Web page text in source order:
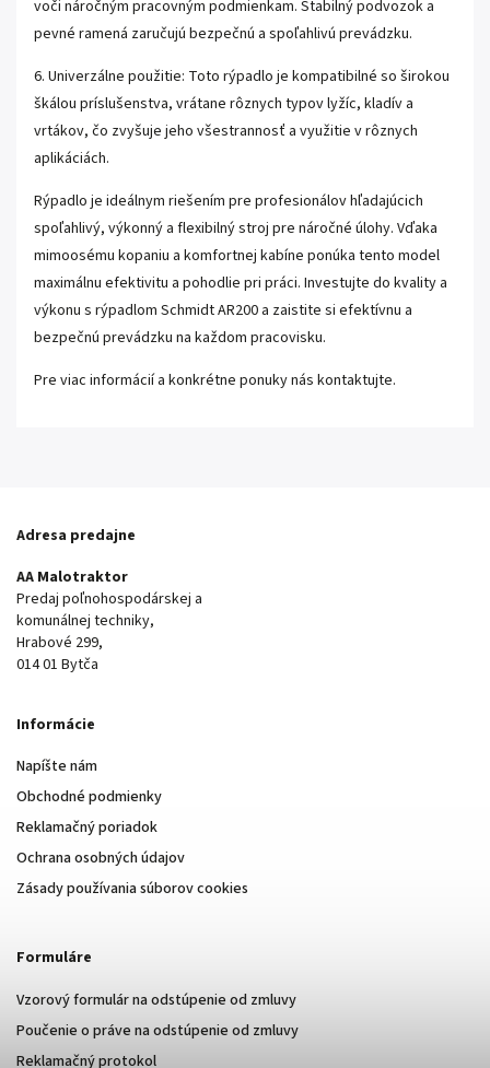
voči náročným pracovným podmienkam. Stabilný podvozok a
pevné ramená zaručujú bezpečnú a spoľahlivú prevádzku.
6. Univerzálne použitie: Toto rýpadlo je kompatibilné so širokou
škálou príslušenstva, vrátane rôznych typov lyžíc, kladív a
vrtákov, čo zvyšuje jeho všestrannosť a využitie v rôznych
aplikáciách.
Rýpadlo je ideálnym riešením pre profesionálov hľadajúcich
spoľahlivý, výkonný a flexibilný stroj pre náročné úlohy. Vďaka
mimoosému kopaniu a komfortnej kabíne ponúka tento model
maximálnu efektivitu a pohodlie pri práci. Investujte do kvality a
výkonu s rýpadlom Schmidt AR200 a zaistite si efektívnu a
bezpečnú prevádzku na každom pracovisku.
Pre viac informácií a konkrétne ponuky nás kontaktujte.
Adresa predajne
AA Malotraktor
Predaj poľnohospodárskej a
komunálnej techniky,
Hrabové 299,
014 01 Bytča
Informácie
Napíšte nám
Obchodné podmienky
Reklamačný poriadok
Ochrana osobných údajov
Zásady používania súborov cookies
Formuláre
Vzorový formulár na odstúpenie od zmluvy
Poučenie o práve na odstúpenie od zmluvy
Reklamačný protokol